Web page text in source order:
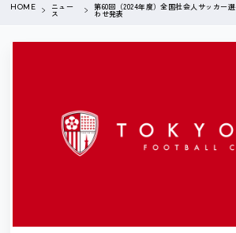
HOME ニュー
ス
第60回（2024年度）全国社会人サッカー
わせ発表